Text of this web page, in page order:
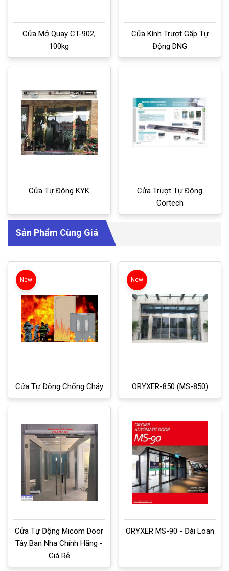
Cửa Mở Quay CT-902,
100kg
Cửa Kính Trượt Gấp Tự
Động DNG
Cửa Tự Động KYK
Cửa Trượt Tự Động
Cortech
Sản Phẩm Cùng Giá
New
Cửa Tự Động Chống Cháy
New
ORYXER-850 (MS-850)
Cửa Tự Động Micom Door
Tây Ban Nha Chính Hãng -
Giá Rẻ
ORYXER MS-90 - Đài Loan